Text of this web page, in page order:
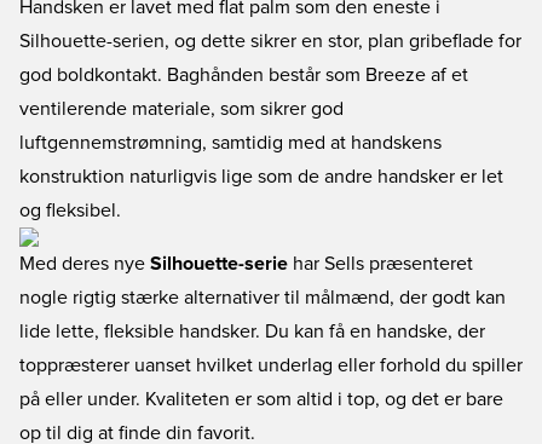
Handsken er lavet med flat palm som den eneste i
Silhouette-serien, og dette sikrer en stor, plan gribeflade for
god boldkontakt. Baghånden består som Breeze af et
ventilerende materiale, som sikrer god
luftgennemstrømning, samtidig med at handskens
konstruktion naturligvis lige som de andre handsker er let
og fleksibel.
Med deres nye Silhouette-serie har Sells præsenteret
nogle rigtig stærke alternativer til målmænd, der godt kan
lide lette, fleksible handsker. Du kan få en handske, der
toppræsterer uanset hvilket underlag eller forhold du spiller
på eller under. Kvaliteten er som altid i top, og det er bare
op til dig at finde din favorit.